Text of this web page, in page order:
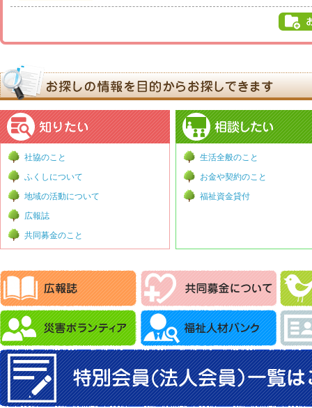
社協のこと
ふくしについて
地域の活動について
広報誌
共同募金のこと
生活全般のこと
お金や契約のこと
福祉資金貸付